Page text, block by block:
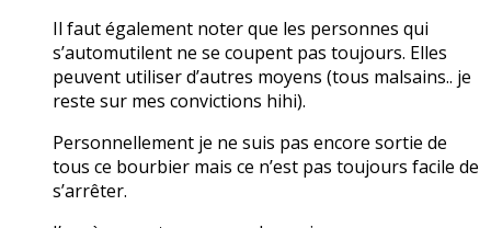
Il faut également noter que les personnes qui
s’automutilent ne se coupent pas toujours. Elles
peuvent utiliser d’autres moyens (tous malsains.. je
reste sur mes convictions hihi).
Personnellement je ne suis pas encore sortie de
tous ce bourbier mais ce n’est pas toujours facile de
s’arrêter.